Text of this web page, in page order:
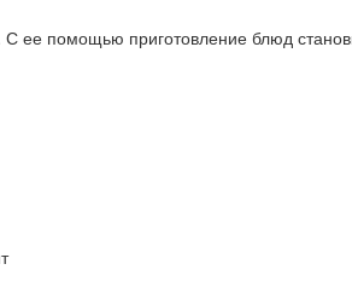
ее помощью приготовление блюд